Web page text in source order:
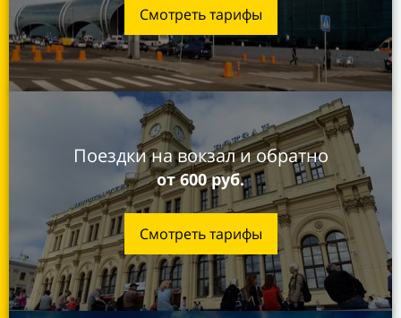
Смотреть тарифы
Поездки на вокзал иобратно
от 600 руб.
Смотреть тарифы